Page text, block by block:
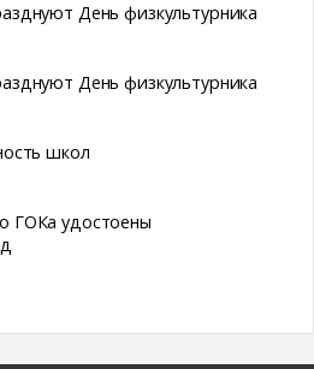
День физкультурника
День физкультурника
школ
ГОКа удостоены